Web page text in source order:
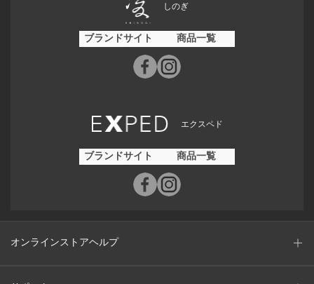
しのぎ
ブランドサイト 商品一覧
エクスペド
ブランドサイト 商品一覧
オンラインストアヘルプ